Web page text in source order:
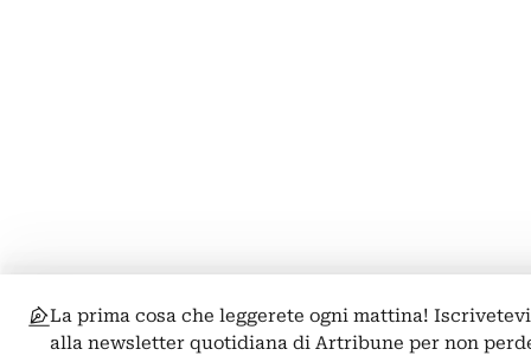
La prima cosa che leggerete ogni mattina! Iscrivetevi
alla newsletter quotidiana di Artribune per non